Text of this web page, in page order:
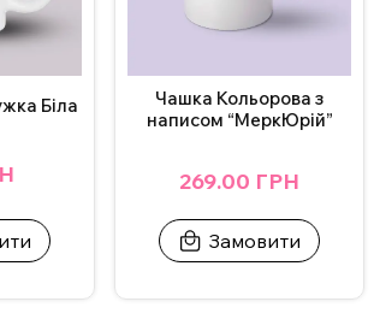
Біла
Чашка Кольорова з
написом “МеркЮрій”
269.00 ГРН
Замовити